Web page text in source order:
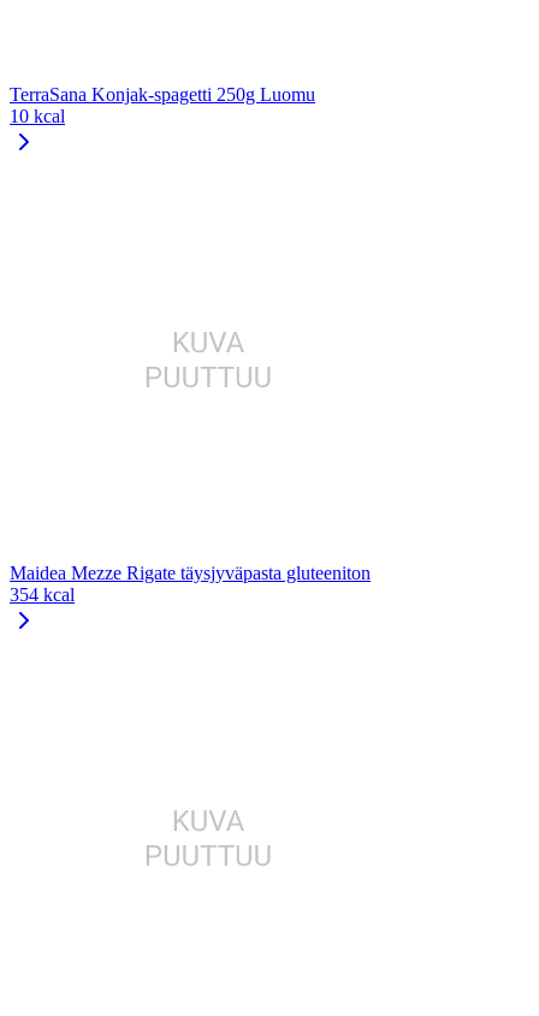
TerraSana Konjak-spagetti 250g Luomu
10 kcal
Maidea Mezze Rigate täysjyväpasta gluteeniton
354 kcal